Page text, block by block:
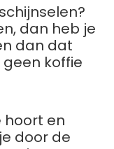
dan heb je
dan dat
koffie
hoort en
door de